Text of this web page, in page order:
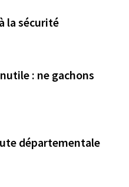
la sécurité
: ne gachons
départementale